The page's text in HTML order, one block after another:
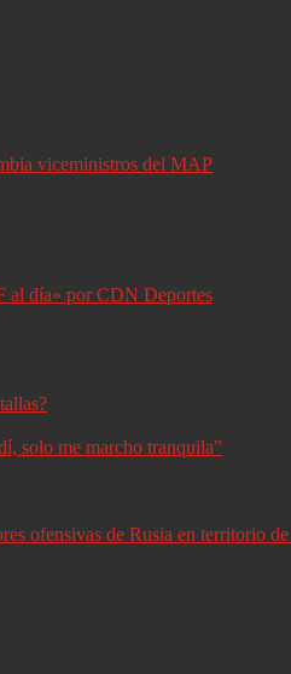
viceministros del MAP
al día» por CDN Deportes
solo me marcho tranquila”
ofensivas de Rusia en territorio